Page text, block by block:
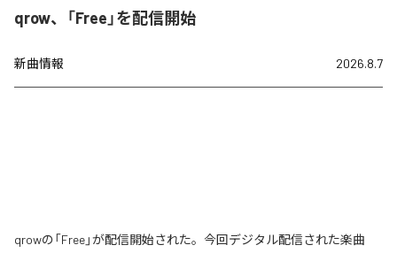
qrow、「Free」を配信開始
新曲情報 2026.8.7
qrowの「Free」が配信開始された。今回デジタル配信された楽曲